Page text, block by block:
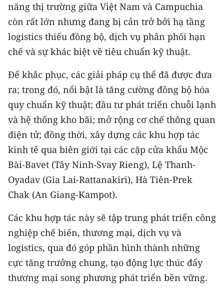
MUA BÁO
ĐỌC BÁO IN
ENGLISH
中文
FRANÇAIS
РУССКИЙ
ESPAÑOL
한국어
năng thị trường giữa Việt Nam và Campuchia
còn rất lớn nhưng đang bị cản trở bởi hạ tầng
logistics thiếu đồng bộ, dịch vụ phân phối hạn
chế và sự khác biệt về tiêu chuẩn kỹ thuật.
Để khắc phục, các giải pháp cụ thể đã được đưa
ra; trong đó, nổi bật là tăng cường đồng bộ hóa
quy chuẩn kỹ thuật; đầu tư phát triển chuỗi lạnh
và hệ thống kho bãi; mở rộng cơ chế thông quan
điện tử; đồng thời, xây dựng các khu hợp tác
kinh tế qua biên giới tại các cặp cửa khẩu Mộc
Bài-Bavet (Tây Ninh-Svay Rieng), Lệ Thanh-
Oyadav (Gia Lai-Rattanakiri), Hà Tiên-Prek
Chak (An Giang-Kampot).
Các khu hợp tác này sẽ tập trung phát triển công
nghiệp chế biến, thương mại, dịch vụ và
logistics, qua đó góp phần hình thành những
cực tăng trưởng chung, tạo động lực thúc đẩy
thương mại song phương phát triển bền vững.